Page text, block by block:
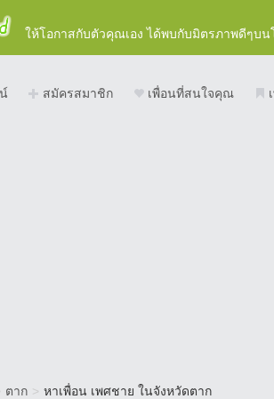
ให้โอกาสกับตัวคุณเอง ได้พบกับมิตรภาพดีๆบ
สมัครสมาชิก เพื่อนที่สนใจคุณ
ตาก > หาเพื่อน เพศชาย ในจังหวัดตาก